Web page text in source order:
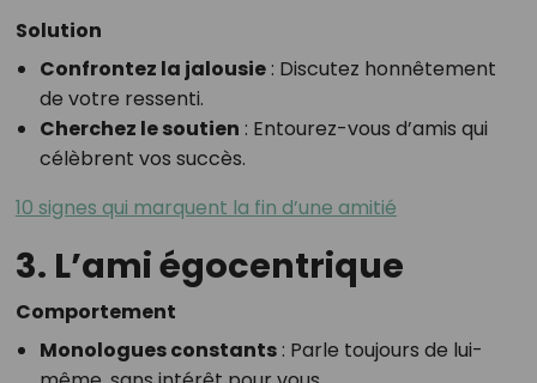
Solution
Confrontez la jalousie: Discutez honnêtement
de votre ressenti.
Cherchez le soutien : Entourez-vous d’amis qui
célèbrent vos succès.
10 signes qui marquent la fin d’une amitié
3. L’ami égocentrique
Comportement
Monologues constants: Parle toujours de lui-